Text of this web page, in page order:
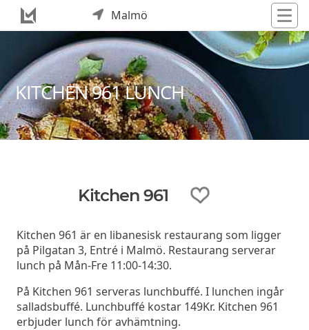
Malmö
KITCHEN 961 LUNCH
Kitchen 961
Kitchen 961 är en libanesisk restaurang som ligger
på Pilgatan 3, Entré i Malmö. Restaurang serverar
lunch på Mån-Fre 11:00-14:30.
På Kitchen 961 serveras lunchbuffé. I lunchen ingår
salladsbuffé. Lunchbuffé kostar 149Kr. Kitchen 961
erbjuder lunch för avhämtning.